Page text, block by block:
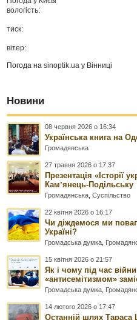
вологість:
тиск:
вітер:
Погода наsinoptik.ua у Вінниці
Новини
08 червня 2026 о 16:34
Українська книга на
Громадянська
27 травня 2026 о 17:37
Презентація «Історії
Камʼянець-Подільську
Громадянська ,Суспільство
22 квітня 2026 о 16:17
Чи діждемося ми
Україні?
Громадська думка
15 квітня 2026 о 21:57
Як і чому під час
«антисемітизмом»
Громадська думка
14 лютого 2026 о 17:47
Останній шлях Тараса